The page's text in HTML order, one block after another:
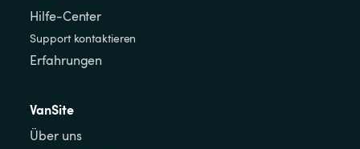
Hilfe-Center
Support kontaktieren
Erfahrungen
VanSite
Über uns